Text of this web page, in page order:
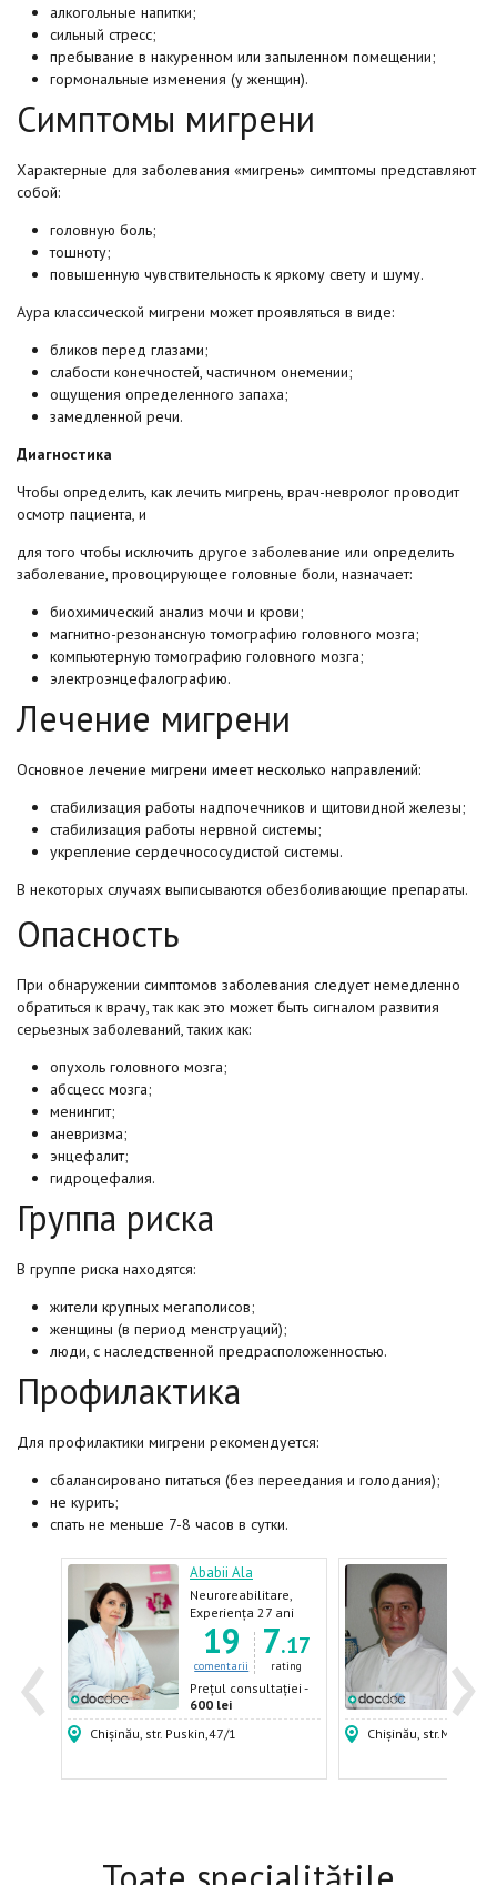
алкогольные напитки;
сильный стресс;
пребывание в накуренном или запыленном помещении;
гормональные изменения (у женщин).
Симптомы мигрени
Характерные для заболевания «мигрень» симптомы представляют
собой:
головную боль;
тошноту;
повышенную чувствительность к яркому свету и шуму.
Аура классической мигрени может проявляться в виде:
бликов перед глазами;
слабости конечностей, частичном онемении;
ощущения определенного запаха;
замедленной речи.
Диагностика
Чтобы определить, как лечить мигрень, врач-невролог проводит
осмотр пациента, и
для того чтобы исключить другое заболевание или определить
заболевание, провоцирующее головные боли, назначает:
биохимический анализ мочи и крови;
магнитно-резонансную томографию головного мозга;
компьютерную томографию головного мозга;
электроэнцефалографию.
Лечение мигрени
Основное лечение мигрени имеет несколько направлений:
стабилизация работы надпочечников и щитовидной железы;
стабилизация работы нервной системы;
укрепление сердечнососудистой системы.
В некоторых случаях выписываются обезболивающие препараты.
Опасность
При обнаружении симптомов заболевания следует немедленно
обратиться к врачу, так как это может быть сигналом развития
серьезных заболеваний, таких как:
опухоль головного мозга;
абсцесс мозга;
менингит;
аневризма;
энцефалит;
гидроцефалия.
Группа риска
В группе риска находятся:
жители крупных мегаполисов;
женщины (в период менструаций);
люди, с наследственной предрасположенностью.
Профилактика
Для профилактики мигрени рекомендуется:
сбалансировано питаться (без переедания и голодания);
не курить;
спать не меньше 7-8 часов в сутки.
‹ ›
-
Ababii Ala
Neuroreabilitare,
Neurolog,
Acupunctor
Experiența 27 ani
19
comentarii
7.17
rating
Prețul consultației -
600 lei
Chișinău, str. Puskin,47/1
500
Chișinău, str.Mircea